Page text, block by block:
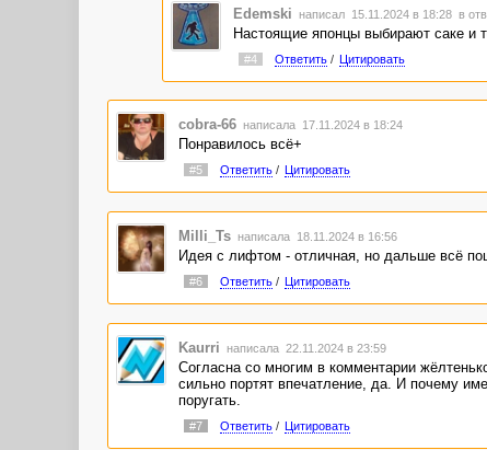
Edemski написал 15.11.2024 в 18:28 в
Настоящие японцы выбирают саке и
#4 Ответить/ Цитировать
cobra-66 написала 17.11.2024 в 18:24
Понравилось всё+
#5 Ответить/ Цитировать
Milli_Ts написала 18.11.2024 в 16:56
Идея с лифтом - отличная, но дальше всё
#6 Ответить/ Цитировать
Kaurri написала 22.11.2024 в 23:59
Согласна со многим в комментарии
сильно портят впечатление, да. И почему
поругать.
#7 Ответить/ Цитировать